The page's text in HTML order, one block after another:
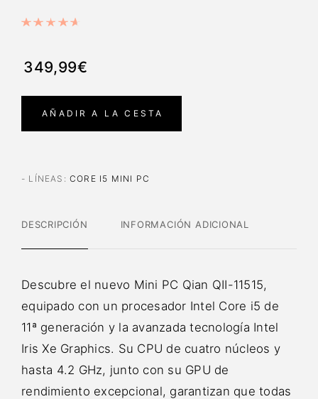
349,99€
AÑADIR A LA CESTA
- LÍNEAS :CORE I5 MINI PC
DESCRIPCIÓN INFORMACIÓN ADICIONAL
Descubre el nuevo Mini PC Qian QII-11515,
equipado con un procesador Intel Core i5 de
11ª generación y la avanzada tecnología Intel
Iris Xe Graphics. Su CPU de cuatro núcleos y
hasta 4.2 GHz, junto con su GPU de
rendimiento excepcional, garantizan que todas